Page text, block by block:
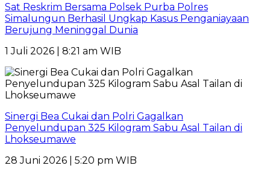
Sat Reskrim Bersama Polsek Purba Polres
Simalungun Berhasil Ungkap Kasus Penganiayaan
Berujung Meninggal Dunia
1 Juli 2026 | 8:21 am WIB
Sinergi Bea Cukai dan Polri Gagalkan
Penyelundupan 325 Kilogram Sabu Asal Tailan di
Lhokseumawe
28 Juni 2026 | 5:20 pm WIB